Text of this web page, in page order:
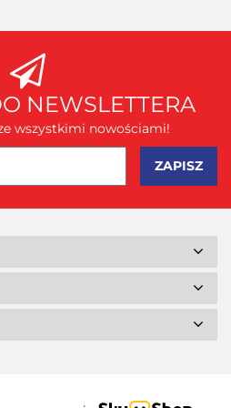
NEWSLETTERA
wszystkimi nowościami!